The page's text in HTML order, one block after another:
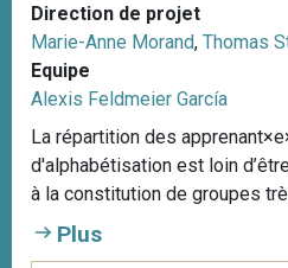
Direction de projet
Marie-Anne Morand, Thomas
Equipe
Alexis Feldmeier García
La répartition des
d'alphabétisation est loin
à la constitution de groupes
Plus